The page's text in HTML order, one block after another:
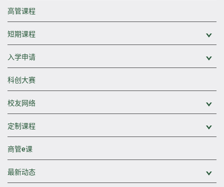
高管课程
短期课程
入学申请
科创大赛
校友网络
定制课程
商管e课
最新动态